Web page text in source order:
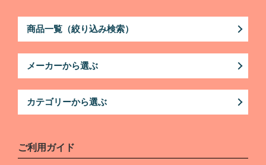
商品一覧（絞り込み検索）
メーカーから選ぶ
カテゴリーから選ぶ
ご利用ガイド